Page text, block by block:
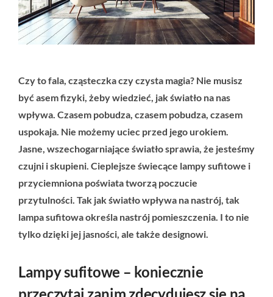
Czy to fala, cząsteczka czy czysta magia? Nie musisz
być asem fizyki, żeby wiedzieć, jak światło na nas
wpływa. Czasem pobudza, czasem pobudza, czasem
uspokaja. Nie możemy uciec przed jego urokiem.
Jasne, wszechogarniające światło sprawia, że ​​jesteśmy
czujni i skupieni. Cieplejsze świecące lampy sufitowe i
przyciemniona poświata tworzą poczucie
przytulności. Tak jak światło wpływa na nastrój, tak
lampa sufitowa określa nastrój pomieszczenia. I to nie
tylko dzięki jej jasności, ale także designowi.
Lampy sufitowe – koniecznie